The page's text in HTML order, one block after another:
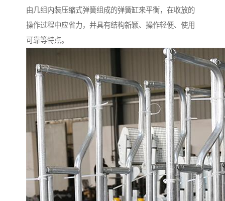
由几组内装压缩式弹簧组成的弹簧缸来平衡，在收放的
操作过程中应省力，并具有结构新颖、操作轻便、使用
可靠等特点。